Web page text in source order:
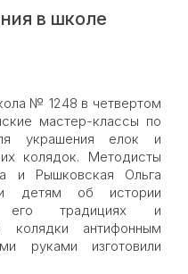
в школе
№ 1248 в четвертом
мастер-классы по
украшения елок и
колядок. Методисты
и Рышковская Ольга
детям об истории
его традициях и
колядки антифонным
руками изготовили